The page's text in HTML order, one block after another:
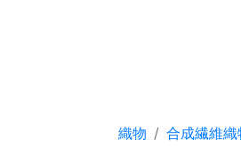
織物 合成繊維織